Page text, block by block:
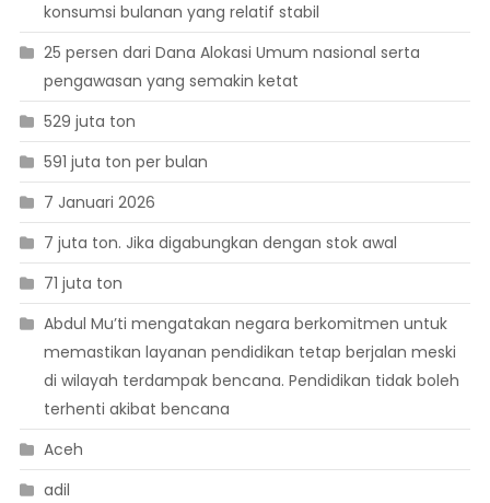
konsumsi bulanan yang relatif stabil
25 persen dari Dana Alokasi Umum nasional serta
pengawasan yang semakin ketat
529 juta ton
591 juta ton per bulan
7 Januari 2026
7 juta ton. Jika digabungkan dengan stok awal
71 juta ton
Abdul Mu’ti mengatakan negara berkomitmen untuk
memastikan layanan pendidikan tetap berjalan meski
di wilayah terdampak bencana. Pendidikan tidak boleh
terhenti akibat bencana
Aceh
adil